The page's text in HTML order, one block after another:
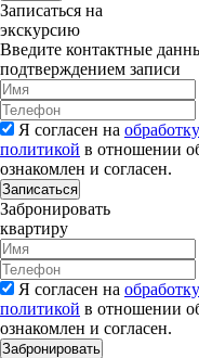
Записаться на
экскурсию
Введите контактные
подтверждением записи
Я согласен на обработку
политикой в отношении
ознакомлен и согласен.
Записаться
Забронировать
квартиру
Я согласен на обработку
политикой в отношении
ознакомлен и согласен.
Забронировать